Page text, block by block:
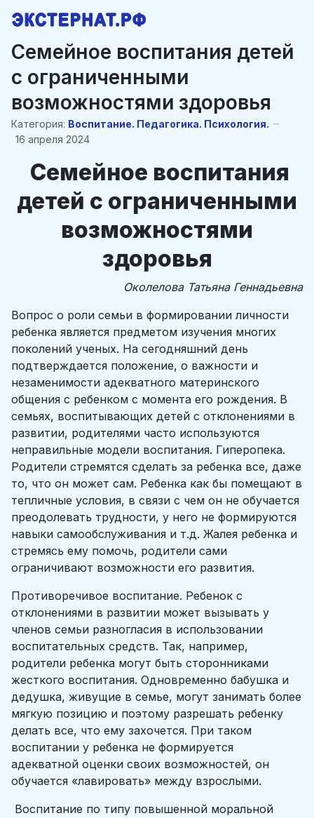
Семейное воспитания детей
с ограниченными
возможностями здоровья
Категория: Воспитание. Педагогика. Психология.
16 апреля 2024
Семейное воспитания
детей с ограниченными
возможностями
здоровья
Околелова Татьяна Геннадьевна
Вопрос о роли семьи в формировании личности
ребенка является предметом изучения многих
поколений ученых. На сегодняшний день
подтверждается положение, о важности и
незаменимости адекватного материнского
общения с ребенком с момента его рождения. В
семьях, воспитывающих детей с отклонениями в
развитии, родителями часто используются
неправильные модели воспитания. Гиперопека.
Родители стремятся сделать за ребенка все, даже
то, что он может сам. Ребенка как бы помещают в
тепличные условия, в связи с чем он не обучается
преодолевать трудности, у него не формируются
навыки самообслуживания и т.д. Жалея ребенка и
стремясь ему помочь, родители сами
ограничивают возможности его развития.
Противоречивое воспитание. Ребенок с
отклонениями в развитии может вызывать у
членов семьи разногласия в использовании
воспитательных средств. Так, например,
родители ребенка могут быть сторонниками
жесткого воспитания. Одновременно бабушка и
дедушка, живущие в семье, могут занимать более
мягкую позицию и поэтому разрешать ребенку
делать все, что ему захочется. При таком
воспитании у ребенка не формируется
адекватной оценки своих возможностей, он
обучается «лавировать» между взрослыми.
Воспитание по типу повышенной моральной